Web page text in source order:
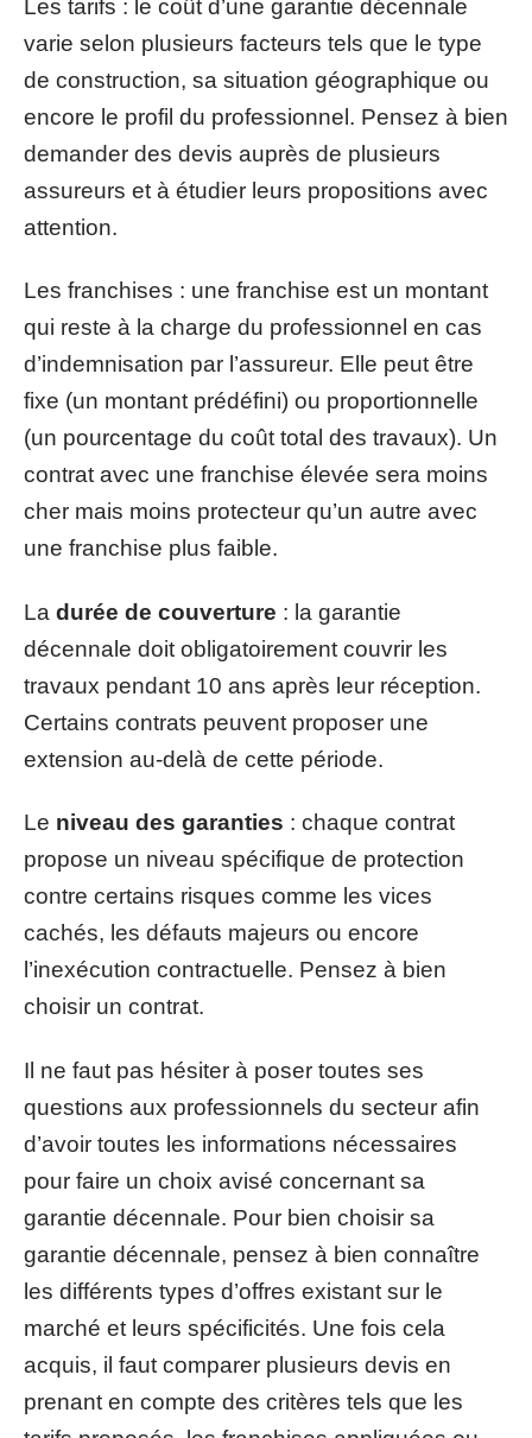
Les tarifs : le coût d’une garantie décennale
varie selon plusieurs facteurs tels que le type
de construction, sa situation géographique ou
encore le profil du professionnel. Pensez à bien
demander des devis auprès de plusieurs
assureurs et à étudier leurs propositions avec
attention.
Les franchises : une franchise est un montant
qui reste à la charge du professionnel en cas
d’indemnisation par l’assureur. Elle peut être
fixe (un montant prédéfini) ou proportionnelle
(un pourcentage du coût total des travaux). Un
contrat avec une franchise élevée sera moins
cher mais moins protecteur qu’un autre avec
une franchise plus faible.
La durée de couverture : la garantie
décennale doit obligatoirement couvrir les
travaux pendant 10 ans après leur réception.
Certains contrats peuvent proposer une
extension au-delà de cette période.
Le niveau des garanties : chaque contrat
propose un niveau spécifique de protection
contre certains risques comme les vices
cachés, les défauts majeurs ou encore
l’inexécution contractuelle. Pensez à bien
choisir un contrat.
Il ne faut pas hésiter à poser toutes ses
questions aux professionnels du secteur afin
d’avoir toutes les informations nécessaires
pour faire un choix avisé concernant sa
garantie décennale. Pour bien choisir sa
garantie décennale, pensez à bien connaître
les différents types d’offres existant sur le
marché et leurs spécificités. Une fois cela
acquis, il faut comparer plusieurs devis en
prenant en compte des critères tels que les